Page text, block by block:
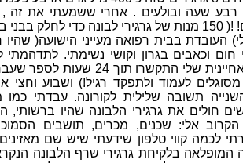
רבע שעה ובולעים . אחרי ששמעתי את זה ,
לקחת ממנה) בחינם! !( 150 מנות של גרגירי לבונה כדי לחלק
העובדת בבית רפואה מעייני הישועה( שהיו
חום וכאבים בגרון וקושי נשימתי. לתדהמתי
גבול כאשר אחותי ואחיינית שלי התקשרו תוך 24
לעמוד ולתפקד רגיל!) ושבוע וחצי
תשובה שלילית לקורונה. עבדתי כמו
חולים את גרגירי הלבונה שהיו ברשותי,
אלי: שכנים, מכרים, תושבים
לכמה קווי טלפון שידעתי שיש שם
המופלאה בלקיחת גרגירי שרף הלבונה